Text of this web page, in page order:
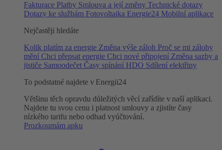
Fakturace Platby Smlouva a její změny Technické dotazy
Dotazy ke službám Fotovoltaika Energie24 Mobilní aplikace
Nejčastěji hledáte
Kolik platím za energie Změna výše záloh Proč se mi zálohy
mění Chci přepsat energie Chci nové připojení Změna sazby a
jističe Samoodečet Časy spínání HDO Sdílení elektřiny
To podstatné najdete v Energii24
Většinu těch opravdu důležitých věcí zařídíte v naší aplikaci.
Najdete tu svou cenu i platnost smlouvy a zjistíte časy
nízkého tarifu nebo odhad vyúčtování.
Prozkoumám apku